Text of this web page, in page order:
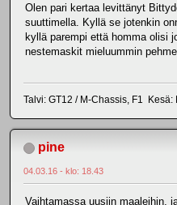
Olen pari kertaa levittänyt
suuttimella. Kyllä se jotenkin
kyllä parempi että homma olisi
nestemaskit mieluummin
Talvi: GT12 / M-Chassis, F1 Kesä:
pine
04.03.16 - klo: 18.43
Vaihtamassa uusiin maaleihin,